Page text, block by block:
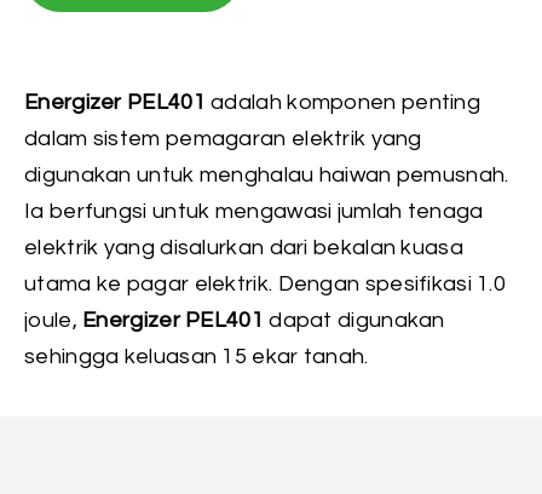
Energizer PEL401 adalah komponen penting
dalam sistem pemagaran elektrik yang
digunakan untuk menghalau haiwan pemusnah.
Ia berfungsi untuk mengawasi jumlah tenaga
elektrik yang disalurkan dari bekalan kuasa
utama ke pagar elektrik. Dengan spesifikasi 1.0
joule, Energizer PEL401 dapat digunakan
sehingga keluasan 15 ekar tanah.